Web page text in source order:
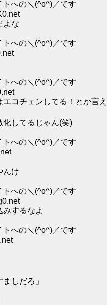
への＼(^o^)／です
よな
への＼(^o^)／です
への＼(^o^)／です
コチェンしてる！とか言え
化してるじゃん(笑)
への＼(^o^)／です
んけ
への＼(^o^)／です
みするなよ
への＼(^o^)／です
しだろ」